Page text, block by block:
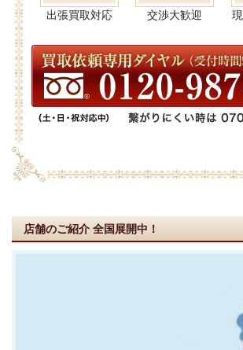
出張買取対応 交渉大歓迎
店舗のご紹介 全国展開中！